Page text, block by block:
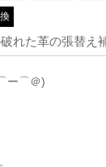
れた革の張替え
⌒ー⌒＠)